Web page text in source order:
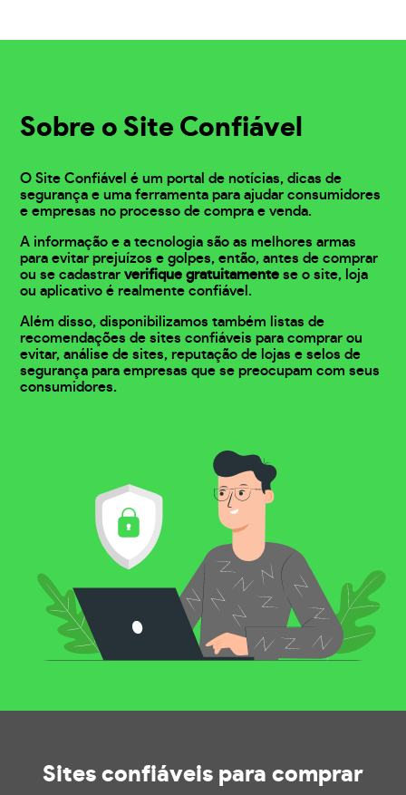
Sobre o Site Confiável
O Site Confiável é um portal de notícias, dicas de
segurança e uma ferramenta para ajudar consumidores
e empresas no processo de compra e venda.
A informação e a tecnologia são as melhores armas
para evitar prejuízos e golpes, então, antes de comprar
ou se cadastrarverifique gratuitamente se o site, loja
ou aplicativo é realmente confiável.
Além disso, disponibilizamos também listas de
recomendações de sites confiáveis para comprar ou
evitar, análise de sites, reputação de lojas e selos de
segurança para empresas que se preocupam com seus
consumidores.
Sites confiáveis para comprar